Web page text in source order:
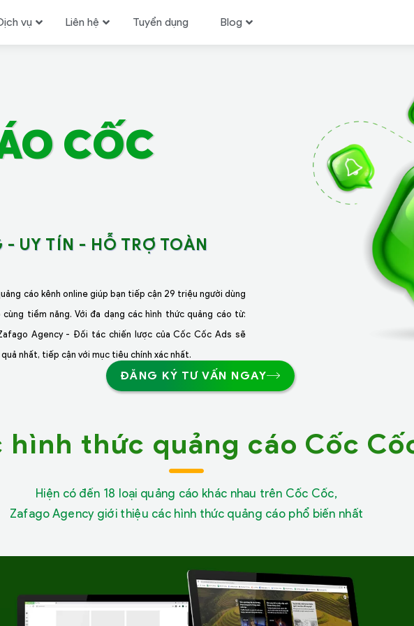
vụ Liên hệ Tuyển dụng Blog
CỐC
UY TÍN - HỖ TRỢ TOÀN
cáo kênh online giúp bạn tiếp cận 29 triệu người dùng
tiềm năng. Với đa dạng các hình thức quảng cáo từ:
Agency - Đối tác chiến lược của Cốc Cốc Ads sẽ
nhất, tiếp cận với mục tiêu chính xác nhất.
ĐĂNG KÝ TƯ VẤN NGAY
hình thức quảng cáo Cốc
Hiện có đến 18 loại quảng cáo khác nhau trên Cốc Cốc,
Zafago Agency giới thiệu các hình thức quảng cáo phổ biến nhất